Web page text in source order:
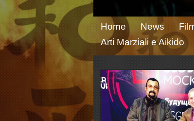
Home News
Arti Marziali e Aikido